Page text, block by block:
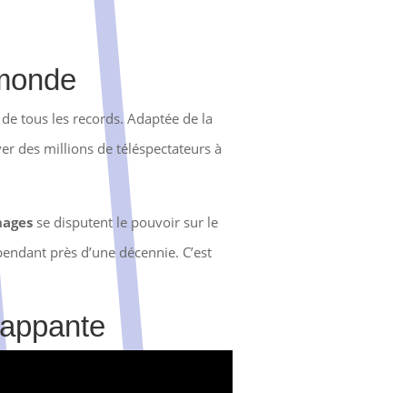
tous les records. Adaptée de la
des millions de téléspectateurs à
se disputent le pouvoir sur le
près d’une décennie. C’est